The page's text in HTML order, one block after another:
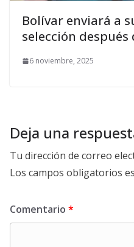
Bolívar enviará a
selección después
6 noviembre, 2025
Deja una
Tu dirección de correo
Los campos obligatorios
Comentario *